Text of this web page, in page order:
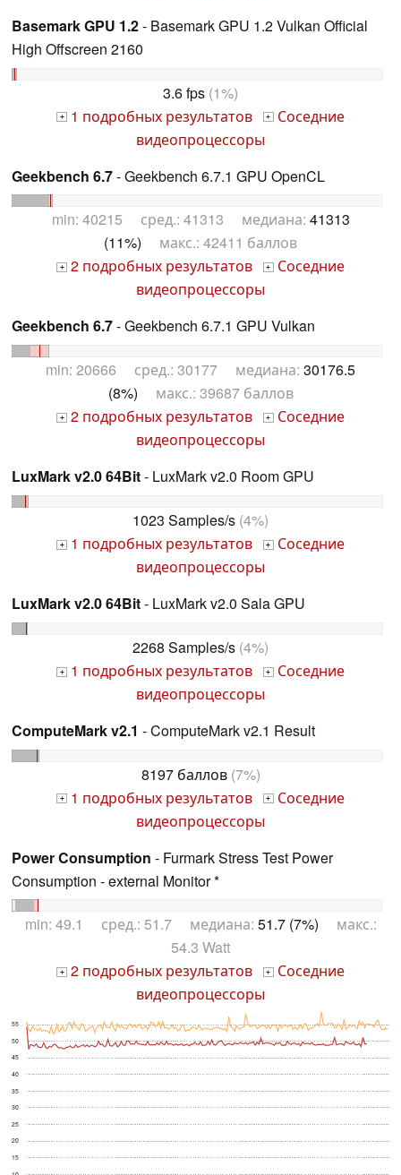
Basemark GPU 1.2- Basemark GPU 1.2 Vulkan Official
High Offscreen 2160
3.6 fps (1%)
+ 1 подробных результатов + Соседние
видеопроцессоры
Geekbench 6.7- Geekbench 6.7.1 GPU OpenCL
min: 40215 сред.: 41313 медиана: 41313
(11%) макс.: 42411 баллов
+ 2 подробных результатов + Соседние
видеопроцессоры
Geekbench 6.7- Geekbench 6.7.1 GPU Vulkan
min: 20666 сред.: 30177 медиана: 30176.5
(8%) макс.: 39687 баллов
+ 2 подробных результатов + Соседние
видеопроцессоры
LuxMark v2.0 64Bit- LuxMark v2.0 Room GPU
1023 Samples/s (4%)
+ 1 подробных результатов + Соседние
видеопроцессоры
LuxMark v2.0 64Bit- LuxMark v2.0 Sala GPU
2268 Samples/s (4%)
+ 1 подробных результатов + Соседние
видеопроцессоры
ComputeMark v2.1 - ComputeMark v2.1 Result
8197 баллов(7%)
+ 1 подробных результатов + Соседние
видеопроцессоры
Power Consumption - Furmark Stress Test Power
Consumption - external Monitor *
min: 49.1 сред.: 51.7 медиана: 51.7 (7%) макс.:
54.3 Watt
+ 2 подробных результатов + Соседние
видеопроцессоры
15
20
25
30
35
40
45
50
55